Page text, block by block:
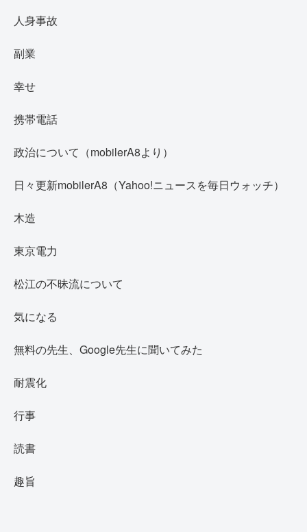
人身事故
副業
幸せ
携帯電話
政治について（mobilerA8より）
日々更新mobilerA8（Yahoo!ニュースを毎日ウォッチ）
木造
東京電力
松江の不昧流について
気になる
無料の先生、Google先生に聞いてみた
耐震化
行事
読書
趣旨